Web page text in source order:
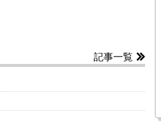
記事一覧